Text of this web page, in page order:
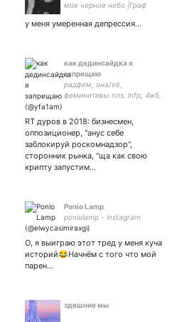
мое черное небо |Граф
Сергеевича✞
у меня умеренная депрессия...
как дединсайдка я
запрещаю
радфем, она/её,
феминитивы плз, infp, 4w5,
RT дуров в 2018: бизнесмен,
оппозиционер, "анус себе
заблокируй роскомнадзор",
сторонник рынка, "ща как свою
крипту запустим…
Ponio Lamp
poniolamp - instagram
О, я выиграю этот тред у меня куча
историй😂Начнём с того что мой
парен…
здешние мы